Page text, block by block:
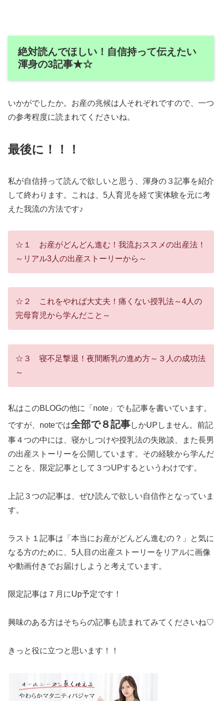
絶対読んでほしい！自信持って伝えたい
渾身の3記事★☆
いかがでしたか。お産の兆候は人それぞれですので、一つ
の参考程度に読まれてくださいね。
最後に！！！
私が自信持って読んで欲しいと思う、渾身の３記事を紹介
して終わります。これは、5人育児を経て実体験を元に考
えた我流の方法です♪
☆１ お産がどんどん進む！我流おススメの出産法！
～リアル3人の出産ストーリーから～
☆２ これをやれば大丈夫！痛くない授乳法～4人の
完母育児から学んだこと～
☆３ 寝不足撃退！夜間断乳の進め方～３人の成功法
～
私はこのBLOGの他に「note」でも記事を書いています。
ですが、noteでは全部で８記事しかUPしません。前記
事４つの中には、寝かしつけや授乳法の失敗談、また長男
の出産ストーリーを公開しています。その経験から学んだ
ことを、限定記事として３つUPするというわけです。
上記３つの記事は、ぜひ読んで欲しい自信作となっていま
す。
ラスト１記事は「本当にお産がどんどん進むの？」と気に
なる方のために、5人目の出産ストーリーをリアルに画像
や動画付きでお届けしようと考えています。
限定記事は７月にUp予定です！
興味のある方はそちらの記事も読まれてみてくださいね♡
きっと役に立つと思います！！